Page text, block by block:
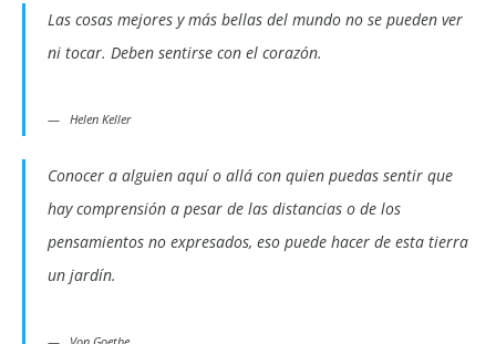
Las cosas mejores y más bellas del mundo no se pueden ver
ni tocar. Deben sentirse con el corazón.
Helen Keller
Conocer a alguien aquí o allá con quien puedas sentir que
hay comprensión a pesar de las distancias o de los
pensamientos no expresados, eso puede hacer de esta tierra
un jardín.